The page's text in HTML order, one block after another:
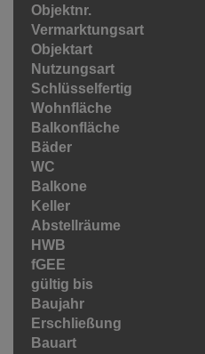
Objektnr.
Vermarktungsart
Objektart
Nutzungsart
Schlüsselfertig
Wohnfläche
Balkonfläche
Bäder
WC
Balkone
Keller
Abstellräume
HWB
fGEE
gültig bis
Baujahr
Erschließung
Bauart